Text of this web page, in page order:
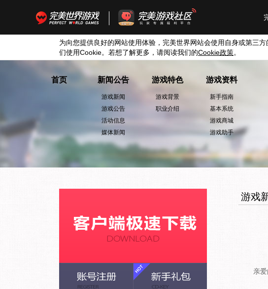
为向您提供良好的网站使用体验，完美世界网站会使用自身或第三方
们使用Cookie。若想了解更多，请阅读我们的Cookie政策。
首页 新闻公告
游戏新闻
游戏公告
活动信息
媒体新闻
游戏特色
游戏背景
职业介绍
游戏资料
新手指南
基本系统
游戏商城
游戏助手
游戏
亲爱